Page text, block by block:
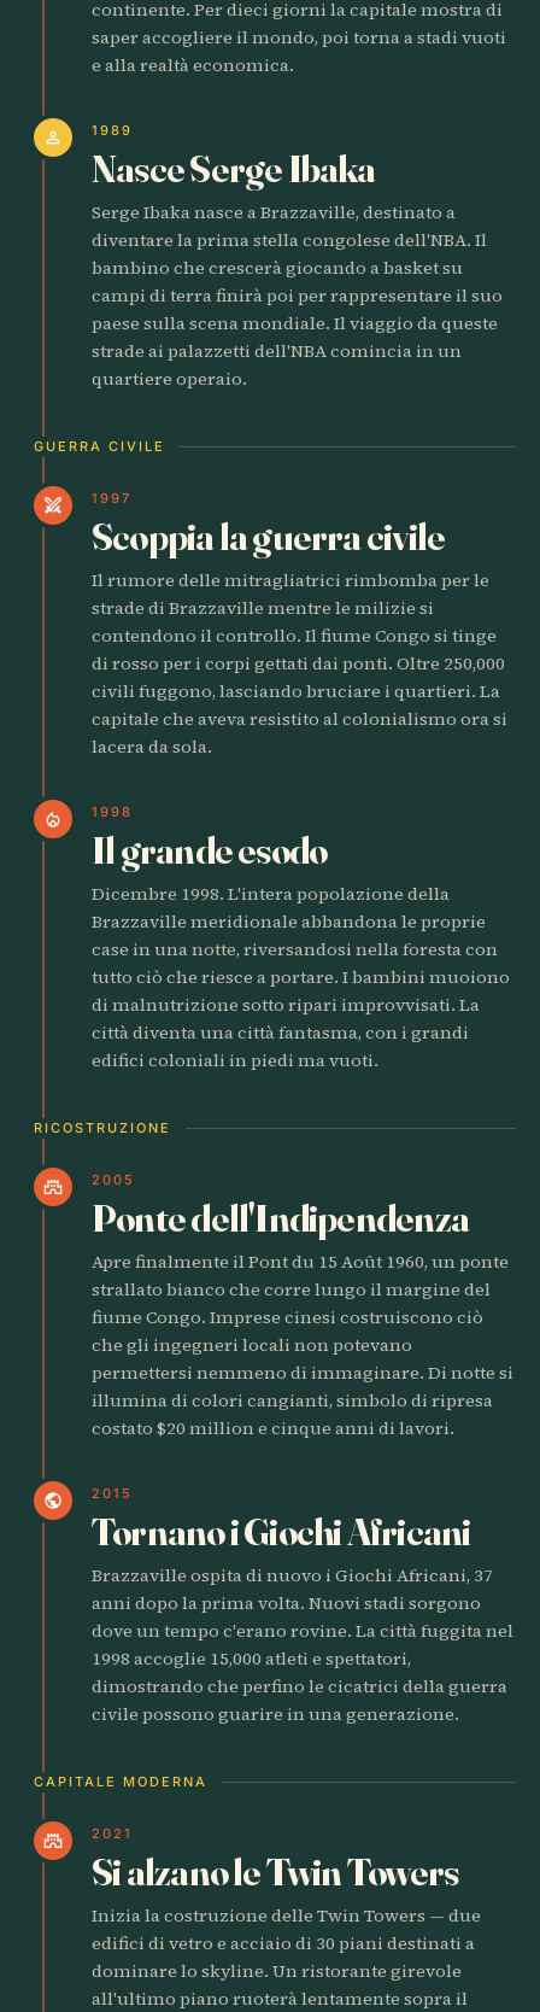
continente. Per dieci giorni la capitale mostra di
saper accogliere il mondo, poi torna a stadi vuoti
e alla realtà economica.
person 1989
Nasce Serge Ibaka
Serge Ibaka nasce a Brazzaville, destinato a
diventare la prima stella congolese dell'NBA. Il
bambino che crescerà giocando a basket su
campi di terra finirà poi per rappresentare il suo
paese sulla scena mondiale. Il viaggio da queste
strade ai palazzetti dell'NBA comincia in un
quartiere operaio.
GUERRA CIVILE
swords 1997
Scoppia la guerra civile
Il rumore delle mitragliatrici rimbomba per le
strade di Brazzaville mentre le milizie si
contendono il controllo. Il fiume Congo si tinge
di rosso per i corpi gettati dai ponti. Oltre 250,000
civili fuggono, lasciando bruciare i quartieri. La
capitale che aveva resistito al colonialismo ora si
lacera da sola.
local_fire_department 1998
Il grande esodo
Dicembre 1998. L'intera popolazione della
Brazzaville meridionale abbandona le proprie
case in una notte, riversandosi nella foresta con
tutto ciò che riesce a portare. I bambini muoiono
di malnutrizione sotto ripari improvvisati. La
città diventa una città fantasma, con i grandi
edifici coloniali in piedi ma vuoti.
RICOSTRUZIONE
castle 2005
Ponte dell'Indipendenza
Apre finalmente il Pont du 15 Août 1960, un ponte
strallato bianco che corre lungo il margine del
fiume Congo. Imprese cinesi costruiscono ciò
che gli ingegneri locali non potevano
permettersi nemmeno di immaginare. Di notte si
illumina di colori cangianti, simbolo di ripresa
costato $20 million e cinque anni di lavori.
public 2015
Tornano i Giochi Africani
Brazzaville ospita di nuovo i Giochi Africani, 37
anni dopo la prima volta. Nuovi stadi sorgono
dove un tempo c'erano rovine. La città fuggita nel
1998 accoglie 15,000 atleti e spettatori,
dimostrando che perfino le cicatrici della guerra
civile possono guarire in una generazione.
CAPITALE MODERNA
castle 2021
Si alzano le Twin Towers
Inizia la costruzione delle Twin Towers — due
edifici di vetro e acciaio di 30 piani destinati a
dominare lo skyline. Un ristorante girevole
all'ultimo piano ruoterà lentamente sopra il